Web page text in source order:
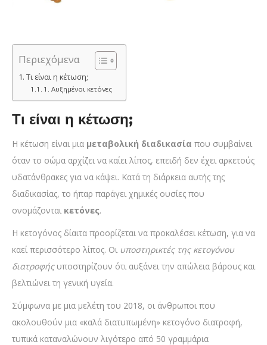
Περιεχόμενα
Τι είναι η κέτωση;
1. Αυξημένοι κετόνες
Τι είναι η κέτωση;
Η κέτωση είναι μια μεταβολική διαδικασία που συμβαίνει
όταν το σώμα αρχίζει να καίει λίπος, επειδή δεν έχει αρκετούς
υδατάνθρακες για να κάψει. Κατά τη διάρκεια αυτής της
διαδικασίας, το ήπαρ παράγει χημικές ουσίες που
ονομάζονται κετόνες.
Η κετογόνος δίαιτα προορίζεται να προκαλέσει κέτωση, για να
καεί περισσότερο λίπος. Οι υποστηρικτές της κετογόνου
διατροφήςυποστηρίζουν ότι αυξάνει την απώλεια βάρους και
βελτιώνει τη γενική υγεία.
Σύμφωνα με μια μελέτη του 2018, οι άνθρωποι που
ακολουθούν μια «καλά διατυπωμένη» κετογόνο διατροφή,
τυπικά καταναλώνουν λιγότερο από 50 γραμμάρια